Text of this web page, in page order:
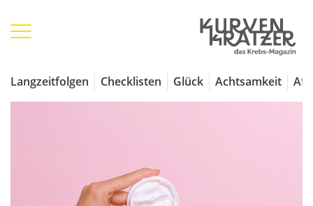
Langzeitfolgen Checklisten Glück Achtsamkeit